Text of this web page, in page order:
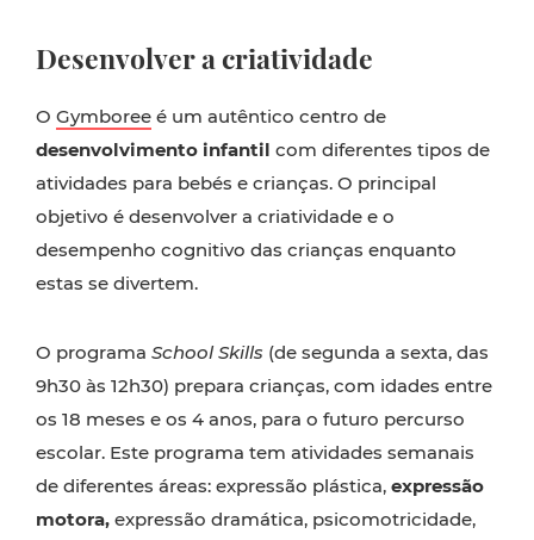
Desenvolver a criatividade
O Gymboree é um autêntico centro de
desenvolvimento infantil com diferentes tipos de
atividades para bebés e crianças. O principal
objetivo é desenvolver a criatividade e o
desempenho cognitivo das crianças enquanto
estas se divertem.
O programa School Skills (de segunda a sexta, das
9h30 às 12h30) prepara crianças, com idades entre
os 18 meses e os 4 anos, para o futuro percurso
escolar. Este programa tem atividades semanais
de diferentes áreas: expressão plástica, expressão
motora, expressão dramática, psicomotricidade,